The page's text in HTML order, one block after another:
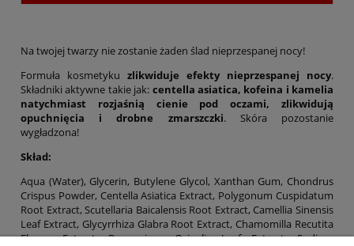
Na twojej twarzy nie zostanie żaden ślad nieprzespanej nocy!
Formuła kosmetyku zlikwiduje efekty nieprzespanej nocy.
Składniki aktywne takie jak: centella asiatica, kofeina i kamelia
natychmiast rozjaśnią cienie pod oczami, zlikwidują
opuchnięcia i drobne zmarszczki. Skóra pozostanie
wygładzona!
Skład:
Aqua (Water), Glycerin, Butylene Glycol, Xanthan Gum, Chondrus
Crispus Powder, Centella Asiatica Extract, Polygonum Cuspidatum
Root Extract, Scutellaria Baicalensis Root Extract, Camellia Sinensis
Leaf Extract, Glycyrrhiza Glabra Root Extract, Chamomilla Recutita
Flower Extract, Rosmarinus Ocinalis Leaf Extract, Sodium